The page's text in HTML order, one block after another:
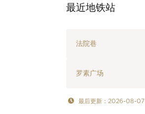
最近地铁站
法院巷
罗素广场
最后更新：2026-08-07